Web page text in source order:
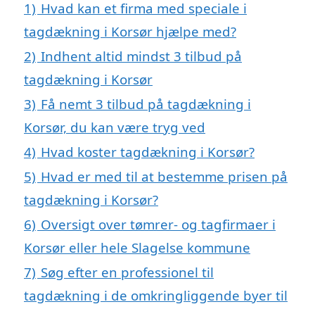
1) Hvad kan et firma med speciale i
tagdækning i Korsør hjælpe med?
2) Indhent altid mindst 3 tilbud på
tagdækning i Korsør
3) Få nemt 3 tilbud på tagdækning i
Korsør, du kan være tryg ved
4) Hvad koster tagdækning i Korsør?
5) Hvad er med til at bestemme prisen på
tagdækning i Korsør?
6) Oversigt over tømrer- og tagfirmaer i
Korsør eller hele Slagelse kommune
7) Søg efter en professionel til
tagdækning i de omkringliggende byer til